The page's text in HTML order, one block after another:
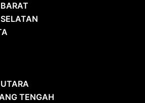
TENGAH